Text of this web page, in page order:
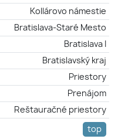
Kollárovo námestie
Bratislava-Staré Mesto
Bratislava I
Bratislavský kraj
Priestory
Prenájom
Reštauračné priestory
top